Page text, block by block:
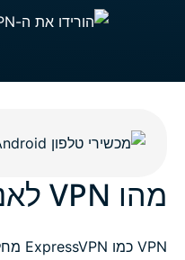
מהו VPN לאנדרואיד?